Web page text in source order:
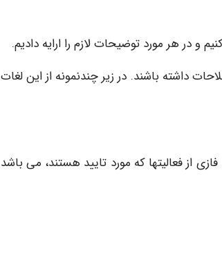
داشته باشند. در زیر چندنمونه از این لغات
از فعالیتها که مورد تایید هستند، می باشد